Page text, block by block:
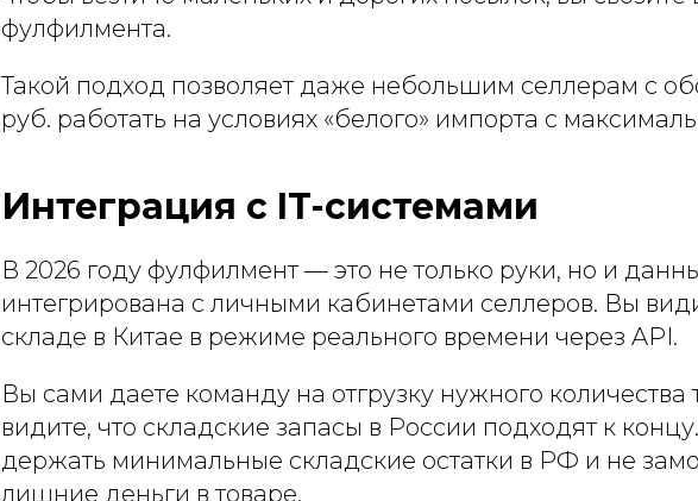
фулфилмента.
Такой подход позволяет даже небольшим селлерам с
руб. работать на условиях «белого» импорта с
Интеграция с IT-системами
В 2026 году фулфилмент — это не только руки, но и
интегрирована с личными кабинетами селлеров. Вы
складе в Китае в режиме реального времени через API.
Вы сами даете команду на отгрузку нужного количества
видите, что складские запасы в России подходят к
держать минимальные складские остатки в РФ и не
лишние деньги в товаре.